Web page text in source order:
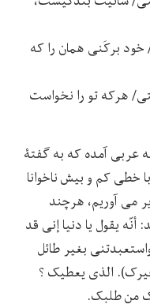
برکَنی همان را که
هرکه تو را نخواست
عربی آمده که به گفتۀ
خطی کم و بیش ناخوانا
می آوریم، هرچند
یقول یا دنیا إنی قد
بغیر طائل
الذی یعطیک ؟
من طلبک.